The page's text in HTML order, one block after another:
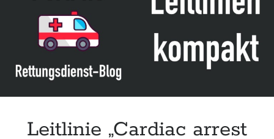
Assessment and Management in the Emergency Department“ der IAEM
Leitlinie „Use of VV ECMO in paediatric patients for the treatment of
acute respiratory failure“ der Polish Society of Anaesthesiology and
Intensive Therapy
Leitlinie „Management of Hypercalcaemia in Adult Patients in the
Emergency Department“ der IAEM
Leitlinie „Behavioural Emergencies in Emergency Departments“ der IFEM
Leitlinie „Cardiac arrest